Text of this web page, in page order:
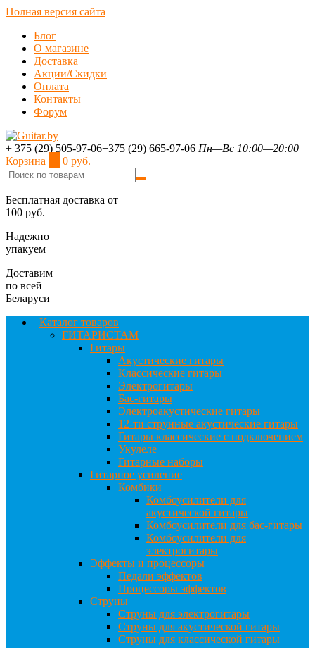
Полная версия сайта
Блог
О магазине
Доставка
Акции/Скидки
Оплата
Контакты
Форум
+ 375 (29) 505-97-06+375 (29) 665-97-06 Пн—Вс 10:00—20:00
Корзина
0 руб.
Бесплатная доставка от
100 руб.
Надежно
упакуем
Доставим
по всей
Беларуси
Каталог товаров
ГИТАРИСТАМ
Гитары
Акустические гитары
Классические гитары
Электрогитары
Бас-гитары
Электроакустические гитары
12-ти струнные акустические гитары
Гитары классические с подключением
Укулеле
Гитарные наборы
Гитарное усиление
Комбики
Комбоусилители для
акустической гитары
Комбоусилители для бас-гитары
Комбоусилители для
электрогитары
Эффекты и процессоры
Педали эффектов
Процессоры эффектов
Струны
Струны для электрогитары
Струны для акустической гитары
Струны для классической гитары